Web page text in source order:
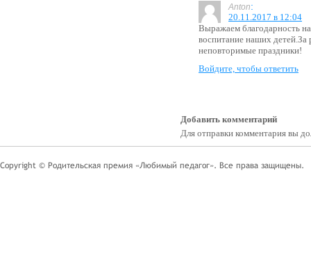
Anton:
20.11.2017 в 12:04
Выражаем благодарность
воспитание наших детей.За
неповторимые праздники!
Войдите, чтобы ответить
Добавить комментарий
Для отправки комментария вы
Copyright © Родительская премия «Любимый педагог». Все права защищены.